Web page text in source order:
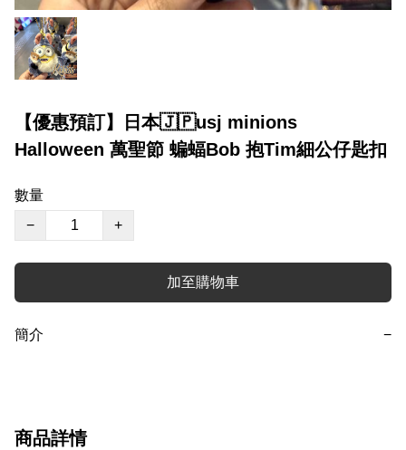
【優惠預訂】日本🇯🇵usj minions
Halloween 萬聖節 蝙蝠Bob 抱Tim細公仔匙扣
數量
−
+
加至購物車
簡介 −
商品詳情